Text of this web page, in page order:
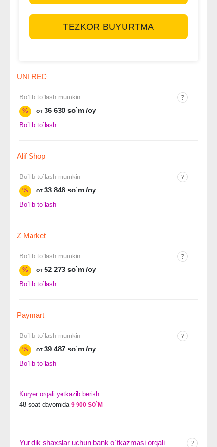
TEZKOR BUYURTMA
UNI RED
Bo`lib to`lash mumkin
%
от 36 630 so`m/oy
Bo`lib to`lash
Alif Shop
Bo`lib to`lash mumkin
%
от 33 846 so`m/oy
Bo`lib to`lash
Z Market
Bo`lib to`lash mumkin
%
от 52 273 so`m/oy
Bo`lib to`lash
Paymart
Bo`lib to`lash mumkin
%
от 39 487 so`m/oy
Bo`lib to`lash
Kuryer orqali yetkazib berish
48 soat davomida 9 900 SO`M
Yuridik shaxslar uchun bank o`tkazmasi orqali